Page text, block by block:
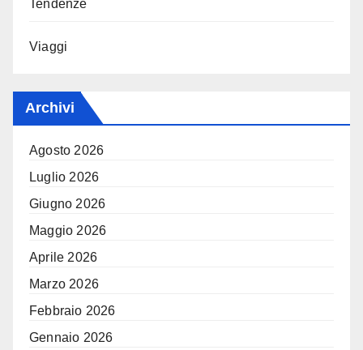
Tendenze
Viaggi
Archivi
Agosto 2026
Luglio 2026
Giugno 2026
Maggio 2026
Aprile 2026
Marzo 2026
Febbraio 2026
Gennaio 2026